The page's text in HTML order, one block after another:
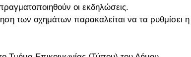
οι εκδηλώσεις.
των οχημάτων παρακαλείται να τα ρυθμίσει η